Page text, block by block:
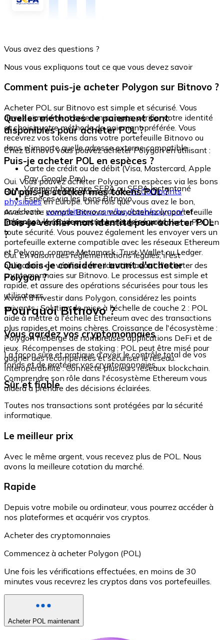
Vous avez des questions ?
Nous vous expliquons tout ce que vous devez savoir
Comment puis-je acheter Polygon sur Bitnovo ?
Acheter POL sur Bitnovo est simple et sécurisé. Vous
devez simplement créer un compte, vérifier votre identité
et choisir votre méthode de paiement préférée. Vous
recevrez vos tokens dans votre portefeuille Bitnovo ou
dans n'importe quelle adresse externe compatible.
Quelles méthodes de paiement sont
disponibles pour acheter POL ?
Chez Bitnovo vous pouvez acheter Polygon en utilisant :
Carte de crédit ou de débit (Visa, Mastercard, Apple
Pay, Google Pay)
Virement bancaire SEPA ou SEPA Instantané
Espèces via les bons Bitnovo
Puis-je acheter POL en espèces ?
Oui. Vous pouvez acheter Polygon en espèces via les bons
Bitnovo, disponibles dans plus de40 000 points
physiquesen Europe. Une fois que vous avez le bon,
accédez à : www.bitnovo.com/buy/cash/polygon/et
échangez-le rapidement et en toute sécurité.
Où puis-je stocker mes tokens POL ?
Avec votre compte Bitnovo, vous obtenez un portefeuille
intégré où vous pouvez stocker et gérer vos tokens POL en
toute sécurité. Vous pouvez également les envoyer vers un
portefeuille externe compatible avec les réseaux Ethereum
et Polygon, comme Metamask, Trust Wallet ou Ledger.
Dois-je vérifier mon identité pour acheter POL
?
Oui. En raison des réglementations légales, il est
obligatoire de vérifier votre identité avant d'acheter des
cryptomonnaies sur Bitnovo. Le processus est simple et
rapide, et assure des opérations sécurisées pour tous les
utilisateurs.
Que dois-je considérer avant d'acheter
Polygon ?
Avant d'investir dans Polygon, considérez les points
suivants : Solution de mise à l'échelle de couche 2 : POL
aide à mettre à l'échelle Ethereum avec des transactions
plus rapides et moins chères. Croissance de l'écosystème :
Polygon héberge de nombreuses applications DeFi et de
jeux. Récompenses de staking : POL peut être misé pour
gagner des récompenses et sécuriser le réseau.
Interopérabilité : Connecte plusieurs réseaux blockchain.
Comprendre son rôle dans l'écosystème Ethereum vous
aidera à prendre des décisions éclairées.
Pourquoi Bitnovo ?
Vous gardez vos cryptomonnaies
La façon sûre et pratique d'avoir le contrôle total de vos
fonds et de protéger vos cryptomonnaies.
Sûr et fiable
Toutes nos transactions sont protégées par la sécurité
informatique.
Le meilleur prix
Avec le même argent, vous recevez plus de POL. Nous
avons la meilleure cotation du marché.
Rapide
Depuis votre mobile ou ordinateur, vous pourrez accéder à
nos plateformes et acquérir vos cryptos.
Acheter des cryptomonnaies
Commencez à acheter Polygon (POL)
Une fois les vérifications effectuées, en moins de 30
minutes vous recevrez les cryptos dans vos portefeuilles.
Acheter POL maintenant